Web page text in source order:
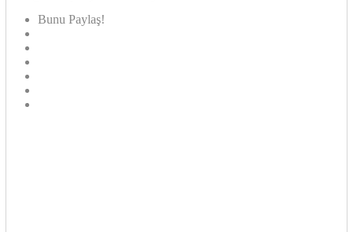
Bunu Paylaş!